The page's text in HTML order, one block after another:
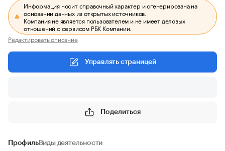
Информация носит справочный характер и сгенерирована на
основании данных из открытых источников.
Компания не является пользователем и не имеет деловых
отношений с сервисом РБК Компании.
Редактировать описание
Управлять страницей
Поделиться
ПрофильВиды деятельности